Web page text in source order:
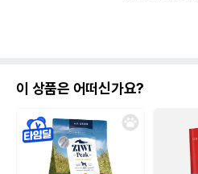
이 상품은 어떠신가요?